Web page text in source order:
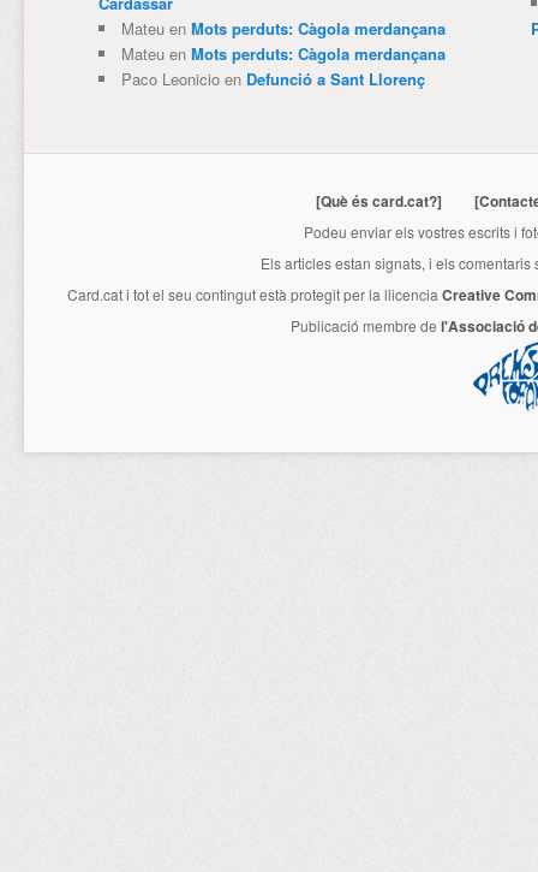
Mateuen Mots perduts: Càgola merdançana
Mateuen Mots perduts: Càgola merdançana
Paco Leonicioen Defunció a Sant Llorenç
[Què és card.cat?]
Podeu enviar els vostres escrits i
Els articles estan signats, i els
Card.cati tot el seu contingut està protegit per la llicencia Creative
Publicació membre de l'Associació